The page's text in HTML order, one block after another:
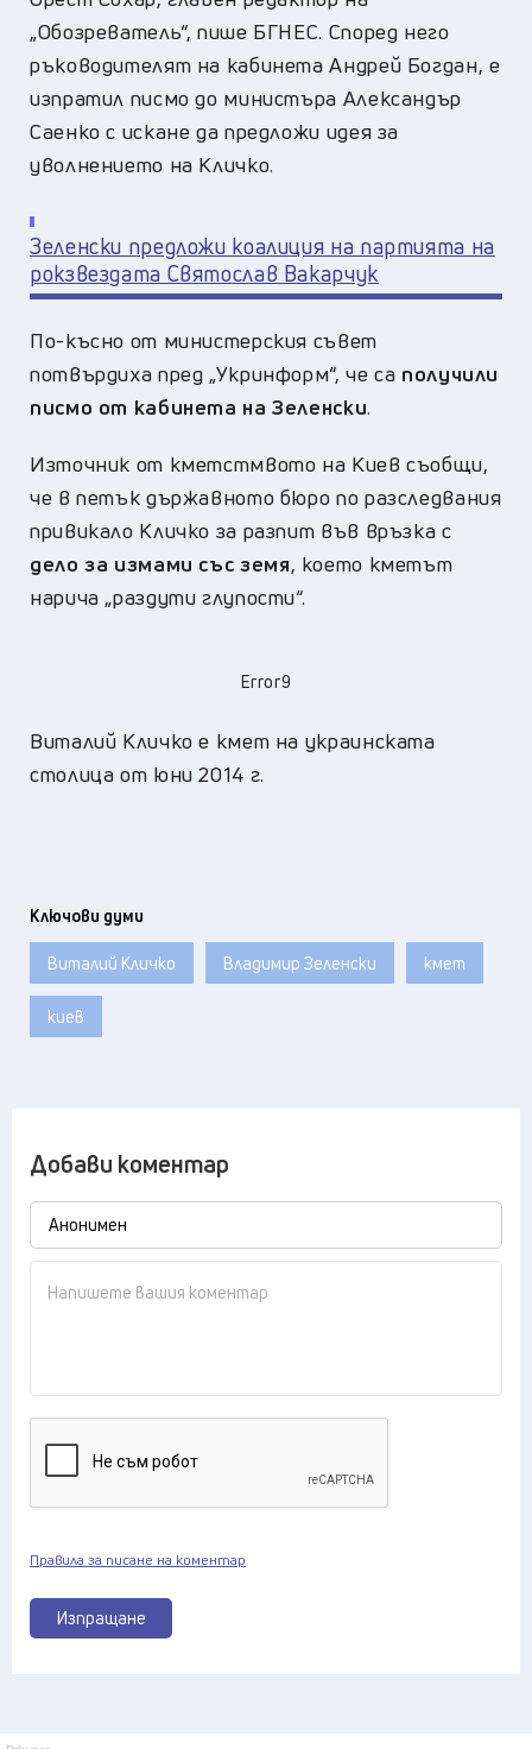
„Обозреватель“, пише БГНЕС. Според него
ръководителят на кабинета Андрей Богдан, е
изпратил писмо до министъра Александър
Саенко с искане да предложи идея за
уволнението на Кличко.
Зеленски предложи коалиция на партията на
рокзвездата Святослав Вакарчук
По-късно от министерския съвет
потвърдиха пред „Укринформ“, че са получили
писмо от кабинета на Зеленски.
Източник от кметстмвото на Киев съобщи,
че в петък държавното бюро по разследвания
привикало Кличко за разпит във връзка с
дело за измами със земя, което кметът
нарича „раздути глупости“.
Error9
Виталий Кличко е кмет на украинската
столица от юни 2014 г.
Ключови думи
Виталий Кличко Владимир Зеленски кмет
киев
Добави коментар
Изпращане
Правила за писане на коментар